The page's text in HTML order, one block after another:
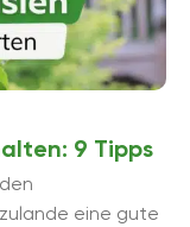
9 Tipps
eine gute